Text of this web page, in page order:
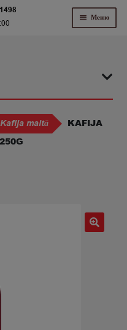
Меню
Kafija maltā
KAFIJA